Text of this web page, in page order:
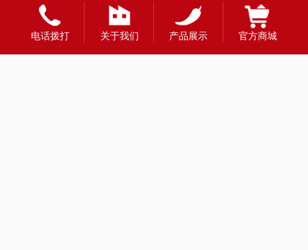
电话拨打 关于我们 产品展示 官方商城